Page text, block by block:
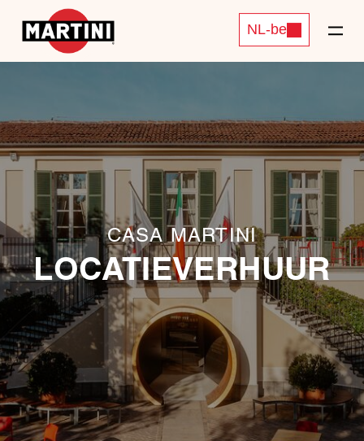
NL-be
CASA MARTINI
LOCATIEVERHUUR